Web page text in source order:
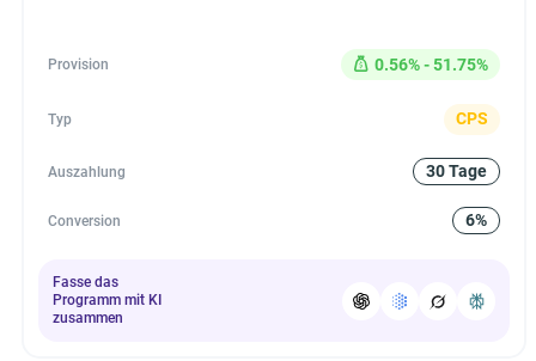
Provision 0.56% - 51.75%
Typ CPS
Auszahlung 30 Tage
Conversion 6%
Fasse das
Programm mit KI
zusammen